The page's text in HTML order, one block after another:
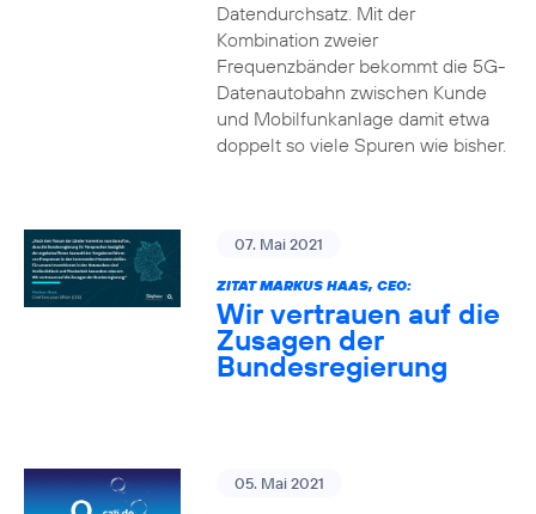
Datendurchsatz. Mit der
Kombination zweier
Frequenzbänder bekommt die 5G-
Datenautobahn zwischen Kunde
und Mobilfunkanlage damit etwa
doppelt so viele Spuren wie bisher.
07. Mai 2021
ZITAT MARKUS HAAS, CEO:
Wir vertrauen auf die
Zusagen der
Bundesregierung
05. Mai 2021